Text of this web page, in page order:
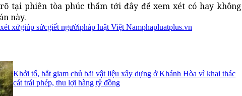
tại phiên tòa phúc thẩm tới đây để xem xét có hay không
này.
xét xửgiúp sứcgiết ngườipháp luật Việt Namphapluatplus.vn
Khởi tố, bắt giam chủ bãi vật liệu xây dựng ở Khánh Hòa vì khai thác
cát trái phép, thu lợi hàng tỷ đồng